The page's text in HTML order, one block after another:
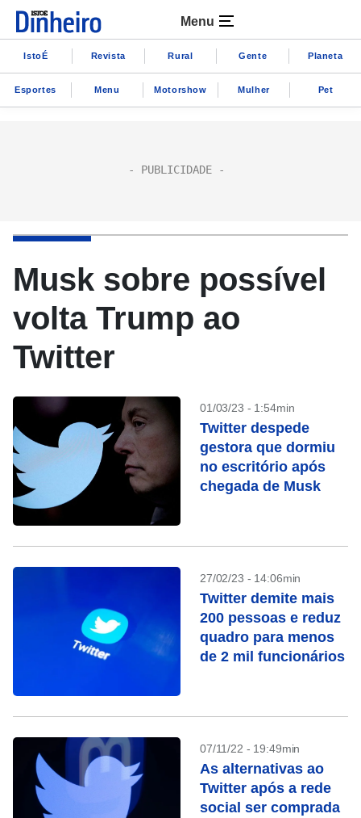
Menu
IstoÉ Revista Rural Gente Planeta
Esportes Menu Motorshow Mulher Pet
Musk sobre possível
volta Trump ao
Twitter
01/03/23 - 1:54min
Twitter despede
gestora que dormiu
no escritório após
chegada de Musk
27/02/23 - 14:06min
Twitter demite mais
200 pessoas e reduz
quadro para menos
de 2 mil funcionários
07/11/22 - 19:49min
As alternativas ao
Twitter após a rede
social ser comprada